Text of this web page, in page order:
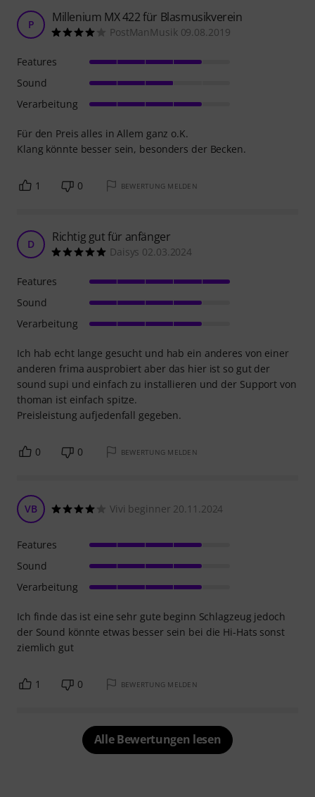
P Millenium MX 422 für Blasmusikverein
PostManMusik 09.08.2019
Für den Preis alles in Allem ganz o.K.
Klang könnte besser sein, besonders der Becken.
Features
Sound
Verarbeitung
1 0 BEWERTUNG MELDEN
D Richtig gut für anfänger
Daisys 02.03.2024
Ich hab echt lange gesucht und hab ein anderes von einer
anderen frima ausprobiert aber das hier ist so gut der
sound supi und einfach zu installieren und der Support von
thoman ist einfach spitze.
Preisleistung aufjedenfall gegeben.
Features
Sound
Verarbeitung
0 0 BEWERTUNG MELDEN
VB Vivi beginner 20.11.2024
Ich finde das ist eine sehr gute beginn Schlagzeug jedoch
der Sound könnte etwas besser sein bei die Hi-Hats sonst
ziemlich gut
Features
Sound
Verarbeitung
1 0 BEWERTUNG MELDEN
Alle Bewertungen lesen